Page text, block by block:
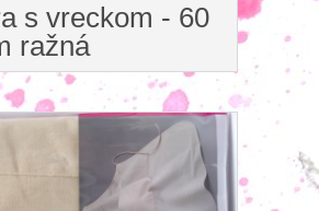
s vreckom - 60
ražná